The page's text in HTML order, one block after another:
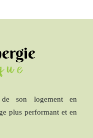
son logement en
plus performant et en